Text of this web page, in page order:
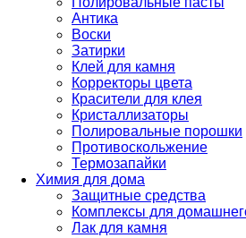
Антика
Воски
Затирки
Клей для камня
Корректоры цвета
Красители для клея
Кристаллизаторы
Полировальные порошки
Противоскольжение
Термозапайки
Химия для дома
Защитные средства
Комплексы для
Лак для камня